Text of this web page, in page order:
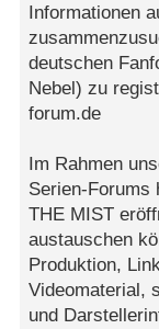
Informationen
deutschen
Nebel) zu
forum.de
Im Rahmen
Serien-Forums
THE MIST
austauschen
Produktion,
Videomaterial,
und